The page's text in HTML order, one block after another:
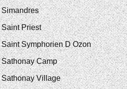
Priest
Symphorien D Ozon
Camp
Village